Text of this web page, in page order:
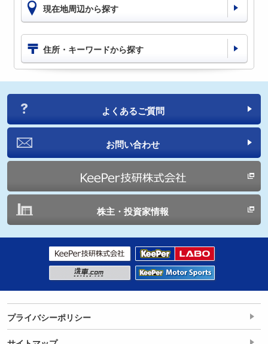
現在地周辺から探す
住所・キーワードから探す
よくあるご質問
お問い合わせ
株主・投資家情報
プライバシーポリシー